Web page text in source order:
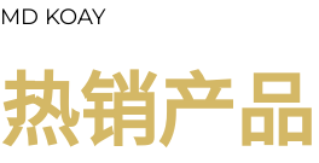
MD KOAY
热销产品